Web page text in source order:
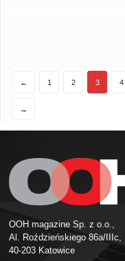
← 1 2 3 4
→
OOH magazine Sp. z o.o.,
Al. Roździeńskiego 86a/IIIc,
40-203 Katowice